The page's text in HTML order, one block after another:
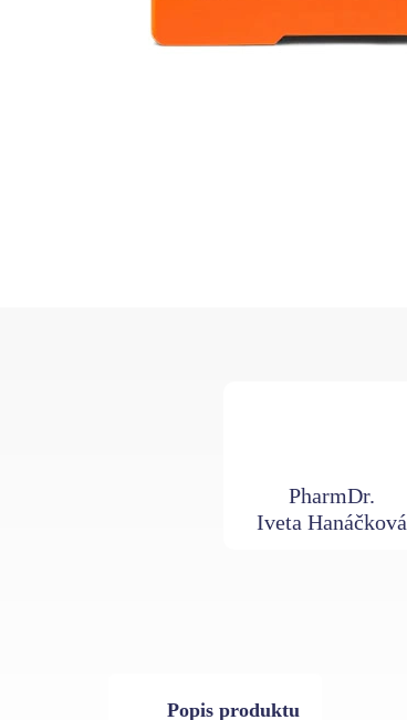
PharmDr.
Iveta Hanáčková
Popis produktu